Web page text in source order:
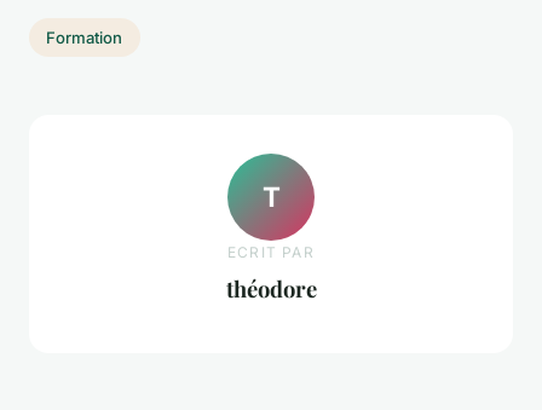
Formation
T
ECRIT PAR
théodore